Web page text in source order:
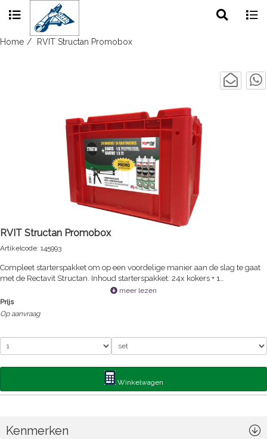
Skip
Home RVIT Structan Promobox
RVIT Structan Promobox
Artikelcode: 145993
Compleet starterspakket om op een voordelige manier aan de slag te gaat
met de Rectavit Structan. Inhoud starterspakket: 24x kokers + 1
professioneel kokerpistool + 1 x rode box.
meer lezen
Prijs
Op aanvraag
Winkelwagen
Kenmerken